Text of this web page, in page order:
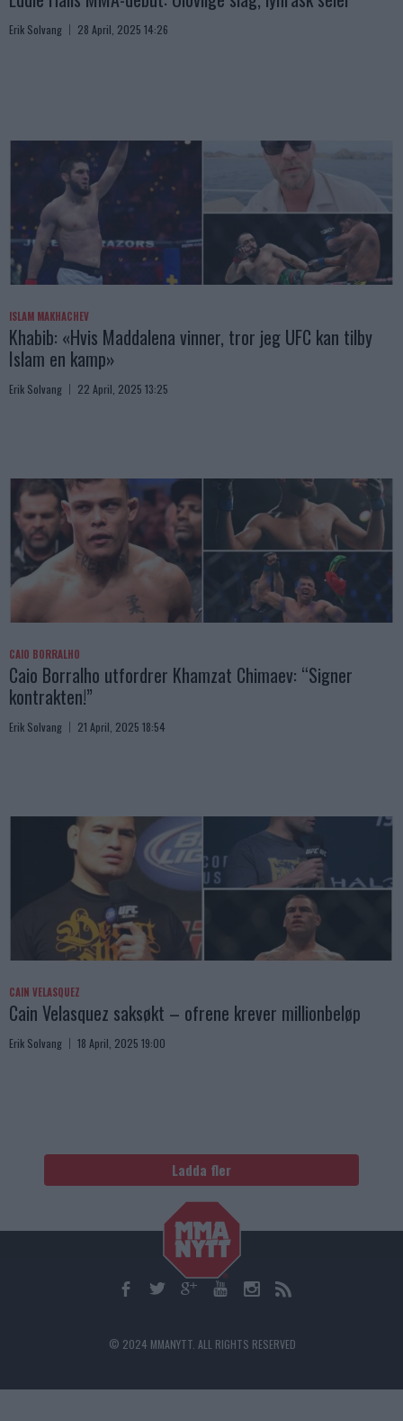
Erik Solvang 28 April, 2025 14:26
ISLAM MAKHACHEV
Khabib: «Hvis Maddalena vinner, tror jeg UFC kan tilby
Islam en kamp»
Erik Solvang 22 April, 2025 13:25
CAIO BORRALHO
Caio Borralho utfordrer Khamzat Chimaev: “Signer
kontrakten!”
Erik Solvang 21 April, 2025 18:54
CAIN VELASQUEZ
Cain Velasquez saksøkt – ofrene krever millionbeløp
Erik Solvang 18 April, 2025 19:00
Ladda fler
© 2024 MMANYTT. ALL RIGHTS RESERVED